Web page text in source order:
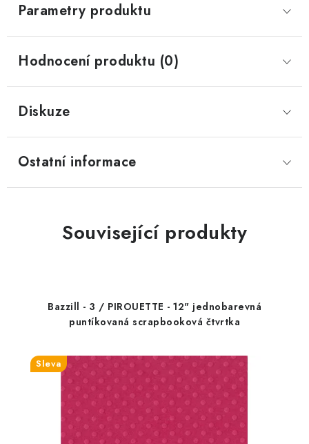
Parametry produktu
Hodnocení produktu (0)
Diskuze
Ostatní informace
Související produkty
Bazzill - 3 / PIROUETTE - 12" jednobarevná
puntíkovaná scrapbooková čtvrtka
Sleva